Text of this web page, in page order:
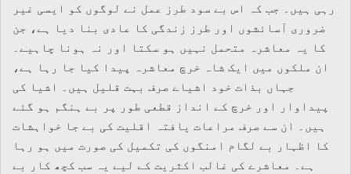
رہی ہیں۔ جب کہ اس بے سود طرز عمل نے لوگوں کو ایسی غیر
ضروری آسائشوں اور طرز زندگی کا عادی بنا دیا ہے، جن
کا یہ معاشرہ متحمل نہیں ہو سکتا اور نہ ہونا چاہیے۔
ان ملکوں میں ایک شاہ خرچ معاشرہ پیدا کیا جا رہا ہے،
جہاں بذات خود اشیاے صرف بہت قلیل ہیں۔ اشیا کی
پیداوار اور خرچ کے انداز قطعی طور پر بے ہنگم ہو گئے
ہیں۔ ان سے صرف مراعات یافتہ اقلیت کی بے جا خواہشات
کا اظہار بے لگام امنگوں کی تکمیل کی صورت میں ہو رہا
ہے۔ معاشرے کی غالب اکثریت کے لیے یہ سب کچھ کار بے